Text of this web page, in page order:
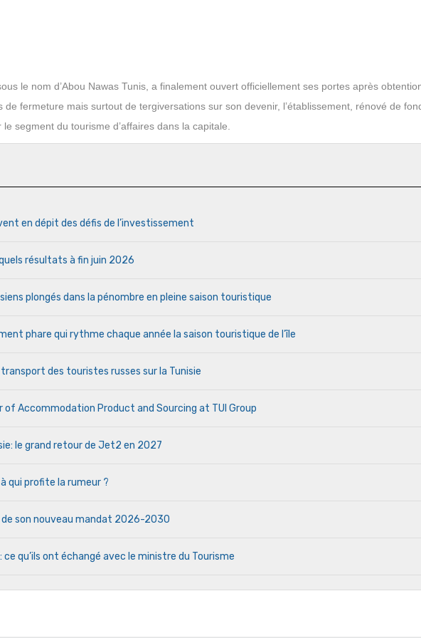
le nom d’Abou Nawas Tunis, a finalement ouvert officiellement ses portes après
de fermeture mais surtout de tergiversations sur son devenir, l’établissement, rénové de
segment du tourisme d’affaires dans la capitale.
en dépit des défis de l’investissement
résultats à fin juin 2026
plongés dans la pénombre en pleine saison touristique
phare qui rythme chaque année la saison touristique de l’île
des touristes russes sur la Tunisie
of Accommodation Product and Sourcing at TUI Group
le grand retour de Jet2 en 2027
qui profite la rumeur ?
de son nouveau mandat 2026-2030
qu’ils ont échangé avec le ministre du Tourisme